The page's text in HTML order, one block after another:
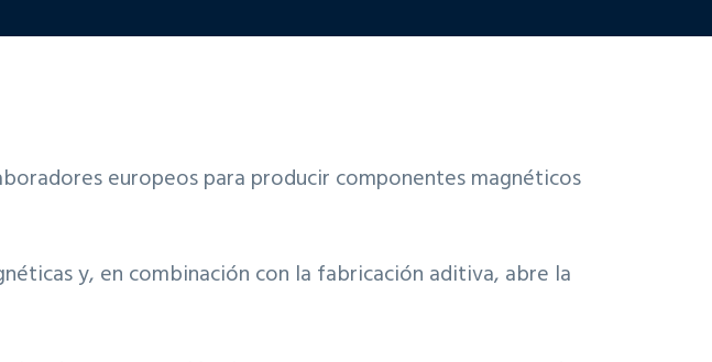
europeos para producir componentes magnéticos
y, en combinación con la fabricación aditiva, abre la